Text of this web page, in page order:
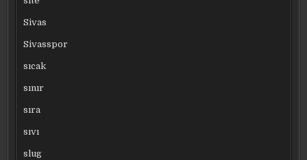
Sivas
Sivasspor
sıcak
sınır
sıra
sıvı
slug